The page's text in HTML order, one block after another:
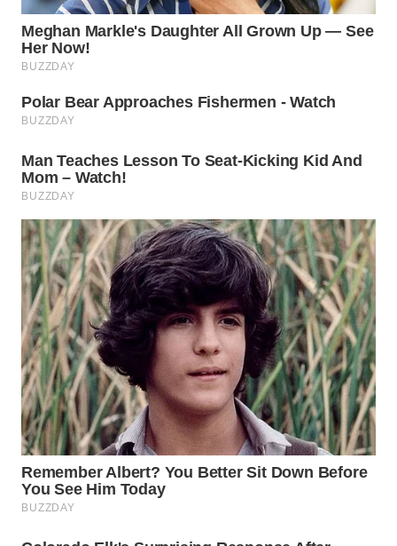
WAHANA
LISTRIK
TRAVEL
TV
ID
WAHANANEWS
CO ID
WAHANANEWS
NET
WAHANA
SPORT
WAHANA
UMKM